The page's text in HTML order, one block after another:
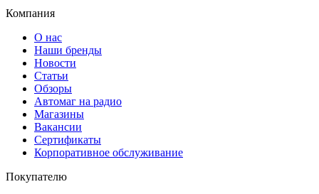
Компания
О нас
Наши бренды
Новости
Статьи
Обзоры
Автомаг на радио
Магазины
Вакансии
Сертификаты
Корпоративное обслуживание
Покупателю